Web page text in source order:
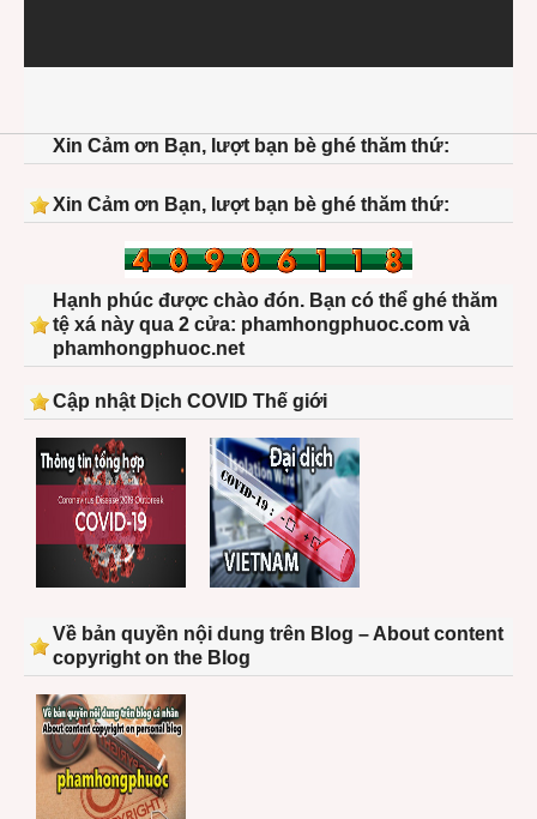
Xin Cảm ơn Bạn, lượt bạn bè ghé thăm thứ:
Xin Cảm ơn Bạn, lượt bạn bè ghé thăm thứ:
Hạnh phúc được chào đón. Bạn có thể ghé thăm
tệ xá này qua 2 cửa: phamhongphuoc.com và
phamhongphuoc.net
Cập nhật Dịch COVID Thế giới
Về bản quyền nội dung trên Blog – About content
copyright on the Blog